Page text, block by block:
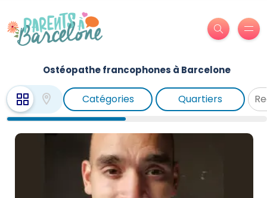
Ostéopathe francophones à Barcelone
Catégories Quartiers